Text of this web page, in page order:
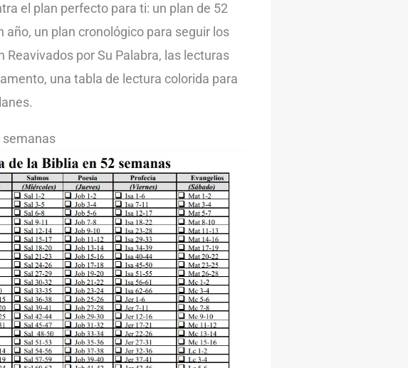
el plan perfecto para ti: un plan de 52
año, un plan cronológico para seguir los
Reavivados por Su Palabra, las lecturas
una tabla de lectura colorida para
semanas